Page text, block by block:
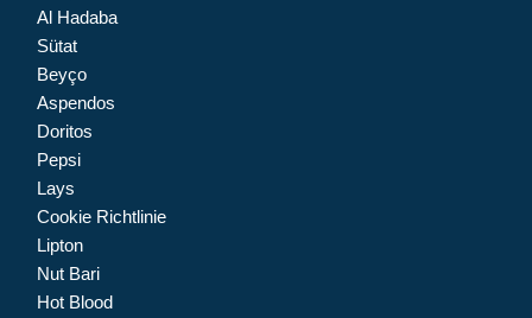
Al Hadaba
Sütat
Beyço
Aspendos
Doritos
Pepsi
Lays
Cookie Richtlinie
Lipton
Nut Bari
Hot Blood